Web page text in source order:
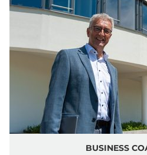
SPORT
BUSINESS